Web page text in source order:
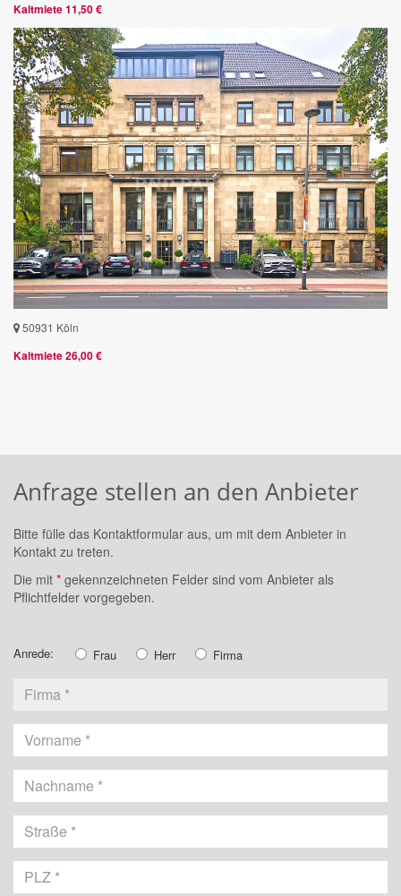
Kaltmiete 11,50 €
50931 Köln
Kaltmiete 26,00 €
Anfrage stellen an den Anbieter
Bitte fülle das Kontaktformular aus, um mit dem Anbieter in
Kontakt zu treten.
Die mit * gekennzeichneten Felder sind vom Anbieter als
Pflichtfelder vorgegeben.
Anrede: Frau Herr Firma
Vorname
Nachname